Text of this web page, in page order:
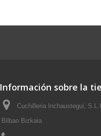
Información sobre la
Cuchilleria Inchaustegui,
Bilbao Bizkaia